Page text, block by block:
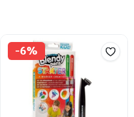
-6%